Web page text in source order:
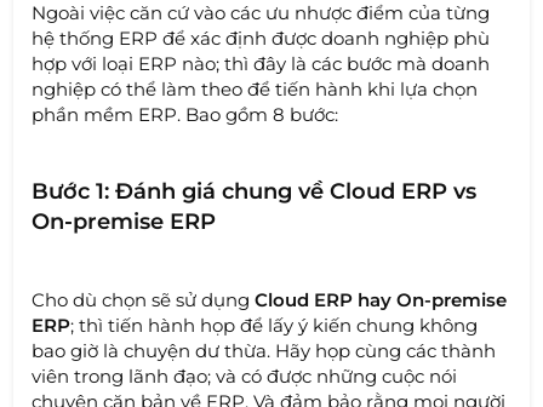
Ngoài việc căn cứ vào các ưu nhược điểm của từng
hệ thống ERP để xác định được doanh nghiệp phù
hợp với loại ERP nào; thì đây là các bước mà doanh
nghiệp có thể làm theo để tiến hành khi lựa chọn
phần mềm ERP. Bao gồm 8 bước:
Bước 1: Đánh giá chung về Cloud ERP vs
On-premise ERP
Cho dù chọn sẽ sử dụngCloud ERP hay On-premise
ERP; thì tiến hành họp để lấy ý kiến chung không
bao giờ là chuyện dư thừa. Hãy họp cùng các thành
viên trong lãnh đạo; và có được những cuộc nói
chuyện căn bản về ERP. Và đảm bảo rằng mọi người